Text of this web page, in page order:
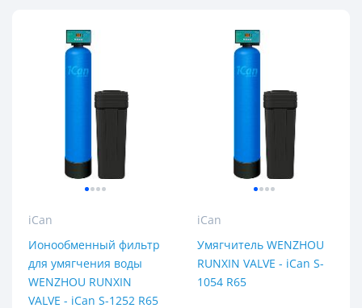
Хлор
Цветность
Производительность (м3/час)
0,4 м³/час
0,6 м³/час
0,8 м³/час
0,9 м³/час
iCan
Ионообменный фильтр
для умягчения воды
WENZHOU RUNXIN
VALVE - iCan S-1252 R65
iCan
Умягчитель WENZHOU
RUNXIN VALVE - iCan S-
1054 R65